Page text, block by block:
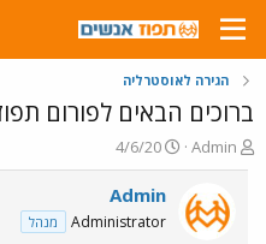
הגירה לאוסטרליה
ברוכים הבאים לפורום
פ
ו
ח
Admin
פ
ו
ר
ם
4/6/20
Admin
Administrator מנהל